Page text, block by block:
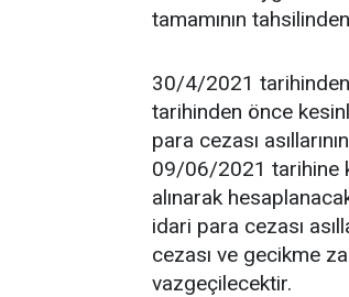
tamamının
30/4/2021
tarihinden önce
para cezası
09/06/2021 tarihine
alınarak
idari para cezası
cezası ve gecikme
vazgeçilecektir.